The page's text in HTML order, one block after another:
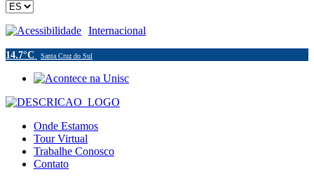
Acessibilidade Internacional
14.7°C Santa Cruz do Sul
Onde Estamos
Tour Virtual
Trabalhe Conosco
Contato